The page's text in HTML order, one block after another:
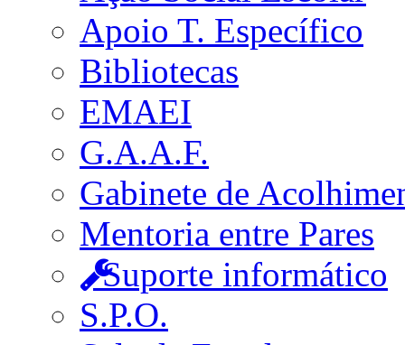
Apoio T. Específico
Bibliotecas
EMAEI
G.A.A.F.
Gabinete de
Mentoria entre Pares
Suporte informático
S.P.O.